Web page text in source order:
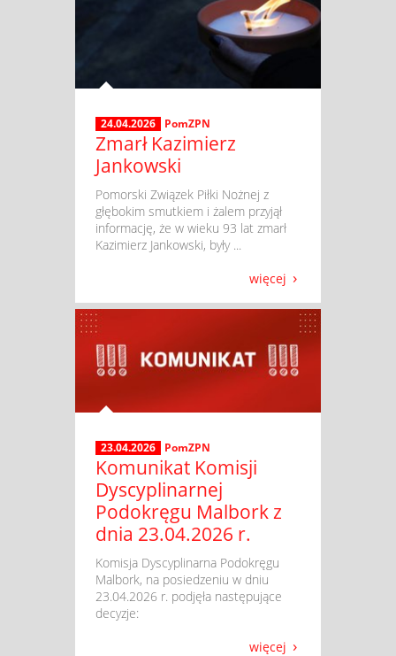
24.04.2026 PomZPN
Zmarł Kazimierz
Jankowski
​ Pomorski Związek Piłki Nożnej z
głębokim smutkiem i żalem przyjął
informację, że w wieku 93 lat zmarł
Kazimierz Jankowski, były ...
więcej
23.04.2026 PomZPN
Komunikat Komisji
Dyscyplinarnej
Podokręgu Malbork z
dnia 23.04.2026 r.
​ Komisja Dyscyplinarna Podokręgu
Malbork, na posiedzeniu w dniu
23.04.2026 r. podjęła następujące
decyzje:
więcej